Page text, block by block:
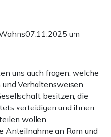
07.11.2025 um
uns auch fragen, welche
Verhaltensweisen
besitzen, die
verteidigen und ihnen
wollen.
Anteilnahme an Rom und